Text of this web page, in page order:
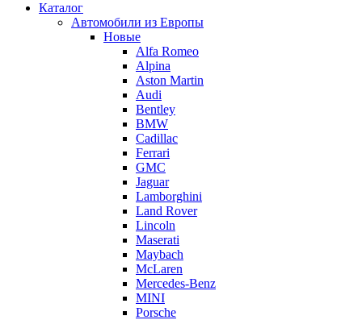
Каталог
Автомобили из Европы
Новые
Alfa Romeo
Alpina
Aston Martin
Audi
Bentley
BMW
Cadillac
Ferrari
GMC
Jaguar
Lamborghini
Land Rover
Lincoln
Maserati
Maybach
McLaren
Mercedes-Benz
MINI
Porsche